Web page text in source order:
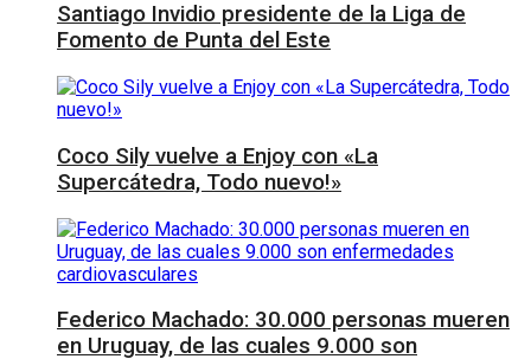
Santiago Invidio presidente de la Liga de
Fomento de Punta del Este
Coco Sily vuelve a Enjoy con «La
Supercátedra, Todo nuevo!»
Federico Machado: 30.000 personas mueren
en Uruguay, de las cuales 9.000 son